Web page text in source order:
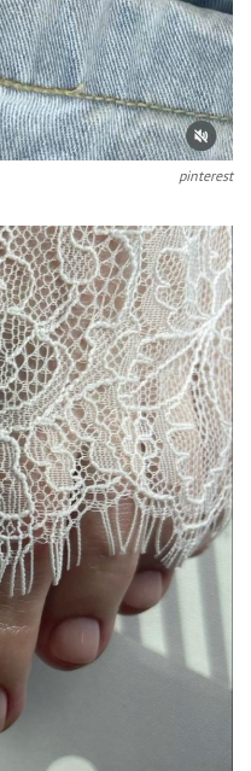
pinterest